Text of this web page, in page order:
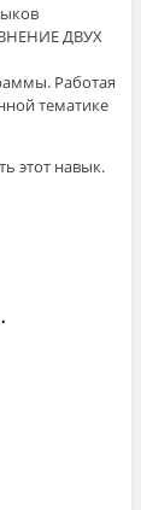
ДВУХ
Работая
тематике
этот навык.